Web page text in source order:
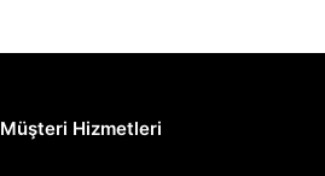
Müşteri Hizmetleri